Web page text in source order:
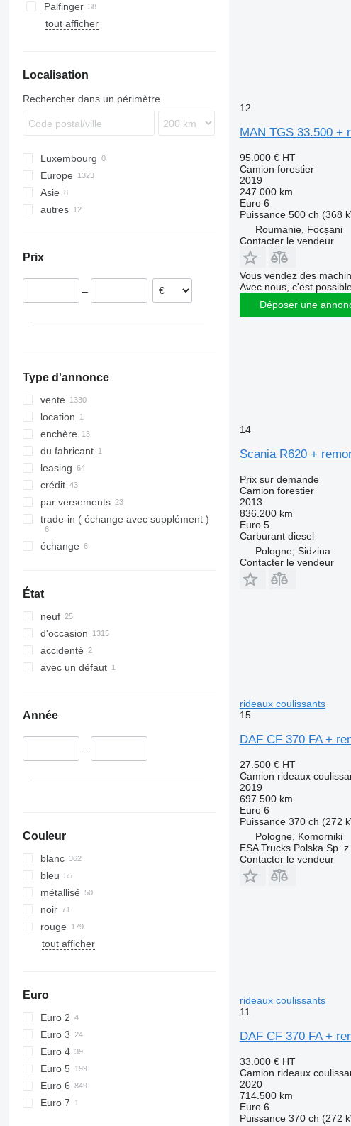
Palfinger
tout afficher
Localisation
Rechercher dans un périmètre
Luxembourg
Europe
Pologne
Roumanie
Hongrie
Asie
Chine
autres
Prix
–
Type d'annonce
vente
location
enchère
du fabricant
leasing
crédit
par versements
trade-in ( échange avec supplément )
échange
État
neuf
d'occasion
accidenté
avec un défaut
Année
–
Couleur
blanc
bleu
métallisé
noir
rouge
tout afficher
Euro
Euro 2
Euro 3
Euro 4
Euro 5
Euro 6
Euro 7
12
MAN TGS 33.500 +
95.000 € HT
Camion forestier
2019
247.000 km
Euro 6
Puissance 500 ch (368
Roumanie, Focșani
Contacter le vendeur
Vous vendez des
Avec nous, c'est
Déposer une
14
Scania R620 +
Prix sur demande
Camion forestier
2013
836.200 km
Euro 5
Carburant diesel
Pologne, Sidzina
Contacter le vendeur
rideaux coulissants
15
DAF CF 370 FA +
27.500 € HT
Camion rideaux
2019
697.500 km
Euro 6
Puissance 370 ch (272
Pologne, Komorniki
ESA Trucks Polska Sp. z
Contacter le vendeur
rideaux coulissants
11
DAF CF 370 FA +
33.000 € HT
Camion rideaux
2020
714.500 km
Euro 6
Puissance 370 ch (272